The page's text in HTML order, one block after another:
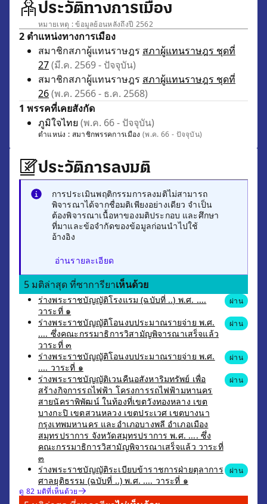
ประวัติทางการเมือง
หมายเหตุ : ข้อมูลย้อนหลังถึงปี 2562
2 ตำแหน่งทางการเมือง
สมาชิกสภาผู้แทนราษฎร สภาผู้แทนราษฎร ชุดที่
27(มี.ค. 2569 - ปัจจุบัน)
สมาชิกสภาผู้แทนราษฎร สภาผู้แทนราษฎร ชุดที่
26(พ.ค. 2566 - ธ.ค. 2568)
1 พรรคที่เคยสังกัด
ภูมิใจไทย (พ.ค. 66 - ปัจจุบัน)
ตำแหน่ง : สมาชิกพรรคการเมือง(พ.ค. 66 - ปัจจุบัน)
ประวัติการลงมติ
การประเมินพฤติกรรมการลงมติไม่สามารถ
พิจารณาได้จากชื่อมติเพียงอย่างเดียว จำเป็น
ต้องพิจารณาเนื้อหาของมติประกอบ และศึกษา
ที่มาและข้อจำกัดของข้อมูลก่อนนำไปใช้
อ้างอิง
อ่านรายละเอียด
5 มติล่าสุด ที่ซาการียาเห็นด้วย
ร่างพระราชบัญญัติโรงแรม (ฉบับที่ ..) พ.ศ. ....
วาระที่ ๑
ผ่าน
ร่างพระราชบัญญัติโอนงบประมาณรายจ่าย พ.ศ.
.... ซึ่งคณะกรรมาธิการวิสามัญพิจารณาเสร็จแล้ว
วาระที่ ๓
ผ่าน
ร่างพระราชบัญญัติโอนงบประมาณรายจ่าย พ.ศ.
.... วาระที่ ๑
ผ่าน
ร่างพระราชบัญญัติเวนคืนอสังหาริมทรัพย์ เพื่อ
สร้างกิจการรถไฟฟ้า โครงการรถไฟฟ้ามหานคร
สายนัคราพิพัฒน์ ในท้องที่เขตวังทองหลาง เขต
บางกะปิ เขตสวนหลวง เขตประเวศ เขตบางนา
กรุงเทพมหานคร และอำเภอบางพลี อำเภอเมือง
สมุทรปราการ จังหวัดสมุทรปราการ พ.ศ. .... ซึ่ง
คณะกรรมาธิการวิสามัญพิจารณาเสร็จแล้ว วาระที่
๓
ผ่าน
ร่างพระราชบัญญัติระเบียบข้าราชการฝ่ายตุลาการ
ศาลยุติธรรม (ฉบับที่ ..) พ.ศ. .... วาระที่ ๑
ผ่าน
ดู 82 มติที่เห็นด้วย